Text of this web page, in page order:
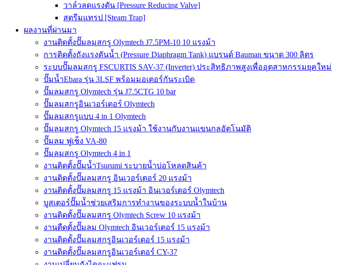
วาล์วลดแรงดัน [Pressure Reducing Valve]
สตรีมแทรป [Steam Trap]
ผลงานที่ผ่านมา
งานติดตั้งปั๊มลมสกรู Olymtech J7.5PM-10 10 แรงม้า
การติดตั้งถังแรงดันน้ำ (Pressure Diaphragm Tank) แบรนด์ Bauman ขนาด 300 ลิตร
ระบบปั๊มลมสกรู FSCURTIS SAV-37 (Inverter) ประสิทธิภาพสูงเพื่ออุตสาหกรรมยุคใหม่
ปั๊มน้ำEbara รุ่น 3LSF พร้อมมอเตอร์กันระเบิด
ปั๊มลมสกรู Olymtech รุ่น J7.5CTG 10 bar
ปั๊มลมสกรูอินเวอร์เตอร์ Olymtech
ปั๊มลมสกรูแบบ 4 in 1 Olymtech
ปั๊มลมสกรู Olymtech 15 แรงม้า ใช้งานกับงานแขนกลอัตโนมัติ
ปั๊มลม ฟูเช็ง VA-80
ปั๊มลมสกรู Olymtech 4 in 1
งานติดตั้งปั๊มน้ำTsurumi ระบายน้ำบ่อโหลดสินค้า
งานติดตั้งปั๊มลมสกรู อินเวอร์เตอร์ 20 แรงม้า
งานติดตั้งปั๊มลมสกรู 15 แรงม้า อินเวอร์เตอร์ Olymtech
บูสเตอร์ปั๊มน้ำช่วยเสริมการทำงานของระบบน้ำในบ้าน
งานติดตั้งปั๊มลมสกรู Olymtech Screw 10 แรงม้า
งานตืดตั้งปั๊มลม Olymtech อินเวอร์เตอร์ 15 แรงม้า
งานติดตั้งปั๊มลมสกรูอินเวอร์เตอร์ 15 แรงม้า
งานติดตั้งปั๊มลมสกรูอินเวอร์เตอร์ CY-37